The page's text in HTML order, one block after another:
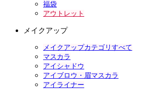
福袋
アウトレット
メイクアップ
メイクアップカテゴリすべて
マスカラ
アイシャドウ
アイブロウ・眉マスカラ
アイライナー